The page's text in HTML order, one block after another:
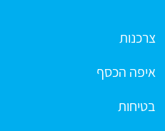
צרכנות
איפה הכסף
בטיחות